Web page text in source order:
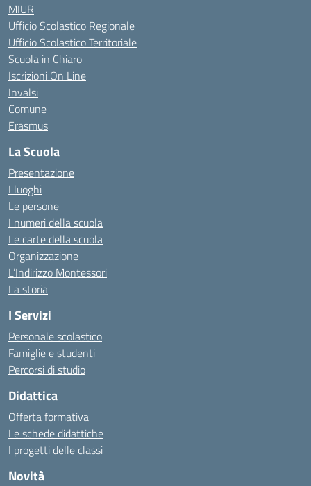
MIUR
Ufficio Scolastico Regionale
Ufficio Scolastico Territoriale
Scuola in Chiaro
Iscrizioni On Line
Invalsi
Comune
Erasmus
La Scuola
Presentazione
I luoghi
Le persone
I numeri della scuola
Le carte della scuola
Organizzazione
L’Indirizzo Montessori
La storia
I Servizi
Personale scolastico
Famiglie e studenti
Percorsi di studio
Didattica
Offerta formativa
Le schede didattiche
I progetti delle classi
Novità